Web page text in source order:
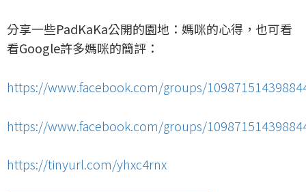
分享一些PadKaKa公開的園地：媽咪的心得，也可看
看Google許多媽咪的簡評：
https://www.facebook.com/groups/
https://www.facebook.com/groups/
https://tinyurl.com/yhxc4rnx